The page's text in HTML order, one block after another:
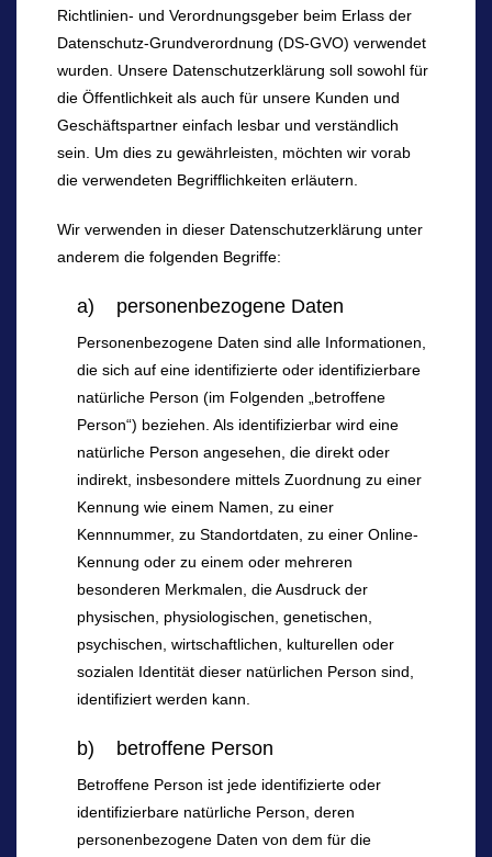
Richtlinien- und Verordnungsgeber beim Erlass der
Datenschutz-Grundverordnung (DS-GVO) verwendet
wurden. Unsere Datenschutzerklärung soll sowohl für
die Öffentlichkeit als auch für unsere Kunden und
Geschäftspartner einfach lesbar und verständlich
sein. Um dies zu gewährleisten, möchten wir vorab
die verwendeten Begrifflichkeiten erläutern.
Wir verwenden in dieser Datenschutzerklärung unter
anderem die folgenden Begriffe:
a) personenbezogene Daten
Personenbezogene Daten sind alle Informationen,
die sich auf eine identifizierte oder identifizierbare
natürliche Person (im Folgenden „betroffene
Person“) beziehen. Als identifizierbar wird eine
natürliche Person angesehen, die direkt oder
indirekt, insbesondere mittels Zuordnung zu einer
Kennung wie einem Namen, zu einer
Kennnummer, zu Standortdaten, zu einer Online-
Kennung oder zu einem oder mehreren
besonderen Merkmalen, die Ausdruck der
physischen, physiologischen, genetischen,
psychischen, wirtschaftlichen, kulturellen oder
sozialen Identität dieser natürlichen Person sind,
identifiziert werden kann.
b) betroffene Person
Betroffene Person ist jede identifizierte oder
identifizierbare natürliche Person, deren
personenbezogene Daten von dem für die